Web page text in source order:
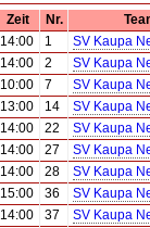
Zeit Nr.
14:00 1 SV Kaupa
14:00 2 SV Kaupa
10:00 7 SV Kaupa
13:00 14 SV Kaupa
14:00 22 SV Kaupa
14:00 27 SV Kaupa
14:00 28 SV Kaupa
15:00 36 SV Kaupa
14:00 37 SV Kaupa